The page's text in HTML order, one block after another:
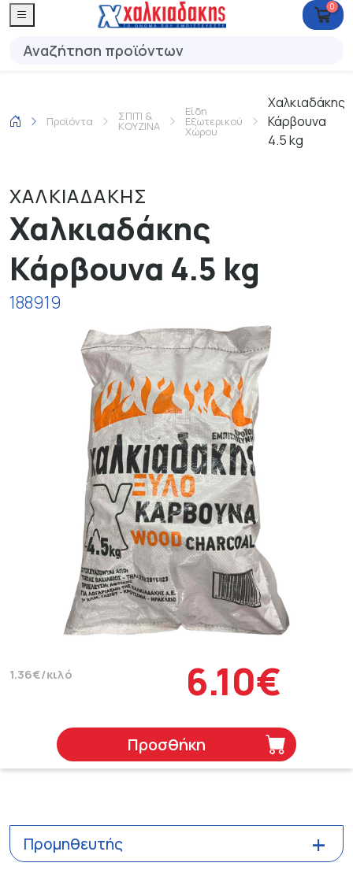
0
Προϊόντα ΣΠΙΤΙ &
ΚΟΥΖΙΝΑ
Είδη
Εξωτερικού
Χώρου
Χαλκιαδάκης
Κάρβουνα
4.5 kg
ΧΑΛΚΙΑΔΑΚΗΣ
Χαλκιαδάκης
Κάρβουνα 4.5 kg
188919
1.36€/κιλό 6.10€
Προσθήκη
Προμηθευτής